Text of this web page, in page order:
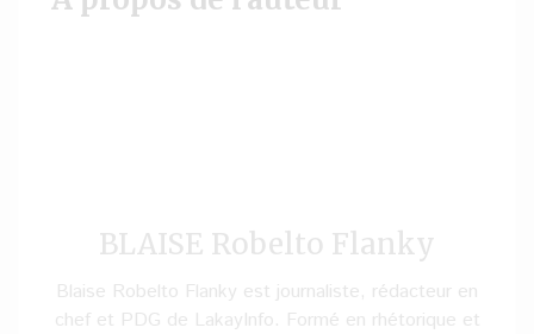
BLAISE Robelto Flanky
Blaise Robelto Flanky est journaliste, rédacteur en
chef et PDG de LakayInfo. Formé en rhétorique et